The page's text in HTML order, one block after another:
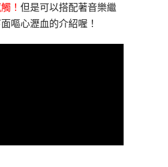
！ 但是可以搭配著音樂繼
嘔心瀝血的介紹喔！